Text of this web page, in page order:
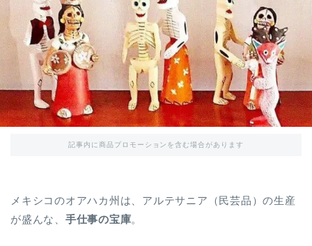
記事内に商品プロモーションを含む場合があります
メキシコのオアハカ州は、アルテサニア（民芸品）の生産
が盛んな、 手仕事の宝庫。